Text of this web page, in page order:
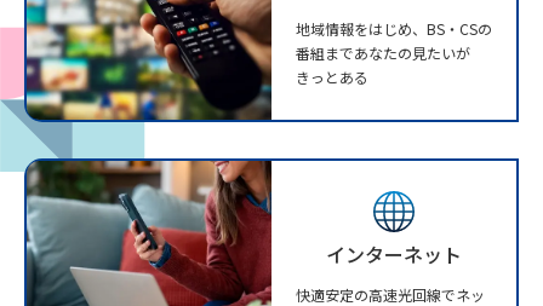
地域情報をはじめ、BS・CSの
番組まであなたの見たいが
きっとある
インターネット
快適安定の高速光回線でネッ